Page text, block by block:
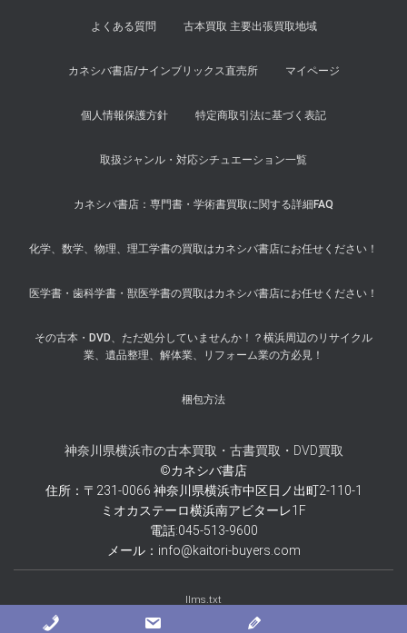
よくある質問 古本買取 主要出張買取地域
カネシバ書店/ナインブリックス直売所 マイページ
個人情報保護方針 特定商取引法に基づく表記
取扱ジャンル・対応シチュエーション一覧
カネシバ書店：専門書・学術書買取に関する詳細FAQ
化学、数学、物理、理工学書の買取はカネシバ書店にお任せください！
医学書・歯科学書・獣医学書の買取はカネシバ書店にお任せください！
その古本・DVD、ただ処分していませんか！？横浜周辺のリサイクル
業、遺品整理、解体業、リフォーム業の方必見！
梱包方法
神奈川県横浜市の古本買取・古書買取・DVD買取
©カネシバ書店
住所：〒231-0066 神奈川県横浜市中区日ノ出町2-110-1
ミオカステーロ横浜南アビターレ1F
電話:045-513-9600
メール：info@kaitori-buyers.com
llms.txt